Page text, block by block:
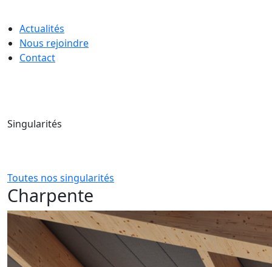
Actualités
Nous rejoindre
Contact
Singularités
Toutes nos singularités
Charpente